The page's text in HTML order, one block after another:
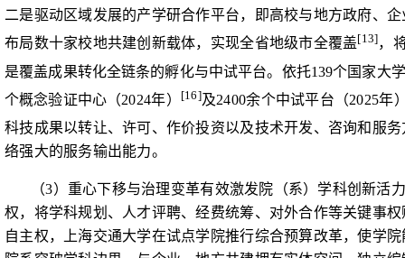
二是驱动区域发展的产学研合作平台，即高校与地方政府、
布局数十家校地共建创新载体，实现全省地级市全覆盖[13]，
是覆盖成果转化全链条的孵化与中试平台。依托139个国家大
个概念验证中心（2024年） [16]及2400余个中试平台（2025年
科技成果以转让、许可、作价投资以及技术开发、咨询和服
络强大的服务输出能力。
（3）重心下移与治理变革有效激发院（系）学科创新活
权，将学科规划、人才评聘、经费统筹、对外合作等关键事
自主权，上海交通大学在试点学院推行综合预算改革，使学